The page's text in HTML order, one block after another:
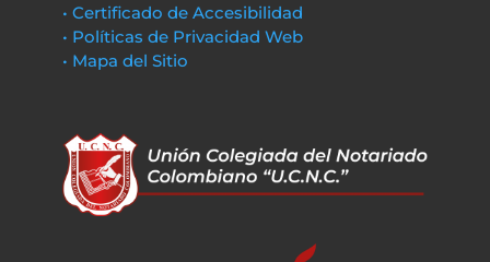
• Certificado de Accesibilidad
• Políticas de Privacidad Web
• Mapa del Sitio